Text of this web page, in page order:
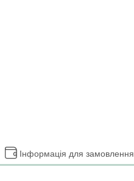
Інформація для замовлення